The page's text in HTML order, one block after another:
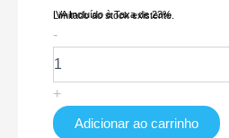
IVA Incluído à Taxa de 23%
Limitado ao stock existente.
-
de
XS-
ALARMBOX16-
+
Adicionar ao carrinho